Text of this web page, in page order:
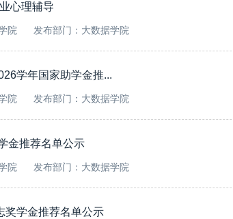
心理辅导
院 发布部门：大数据学院
学年国家助学金推...
院 发布部门：大数据学院
金推荐名单公示
院 发布部门：大数据学院
奖学金推荐名单公示